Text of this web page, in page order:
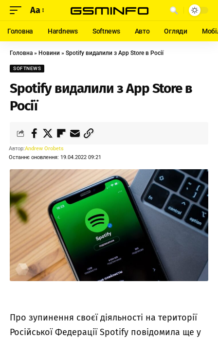
Aa
Головна Hardnews Softnews Авто Огляди
Головна » Новини » Spotify видалили з App Store в Росії
SOFTNEWS
Spotify видалили з App Store в
Росії
Останнє оновлення: 19.04.2022 09:21
Автор:Andrew Orobets
Про зупинення своєї діяльності на території
Російської Федерації Spotify повідомила ще у